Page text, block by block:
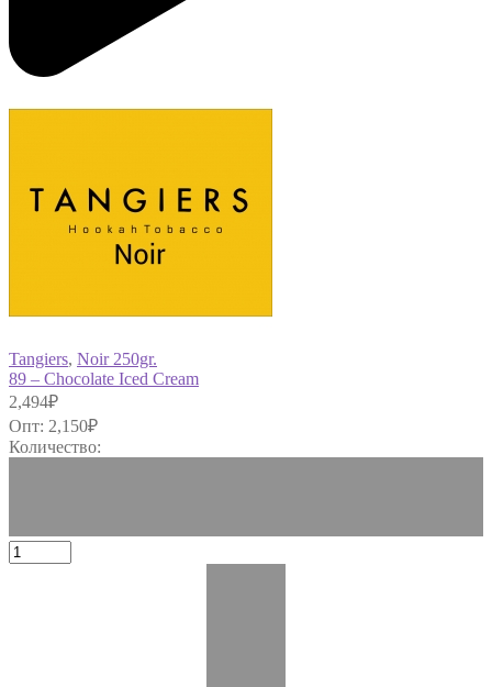
Tangiers, Noir 250gr.
89 – Chocolate Iced Cream
2,494₽
Опт: 2,150₽
Количество: